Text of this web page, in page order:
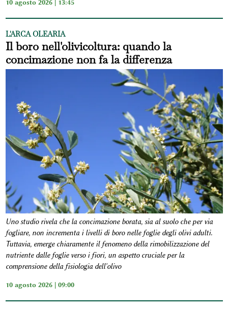
10 agosto 2026 | 13:45
L'ARCA OLEARIA
Il boro nell'olivicoltura: quando la
concimazione non fa la differenza
Uno studio rivela che la concimazione borata, sia al suolo che per via
fogliare, non incrementa i livelli di boro nelle foglie degli olivi adulti.
Tuttavia, emerge chiaramente il fenomeno della rimobilizzazione del
nutriente dalle foglie verso i fiori, un aspetto cruciale per la
comprensione della fisiologia dell'olivo
10 agosto 2026 | 09:00